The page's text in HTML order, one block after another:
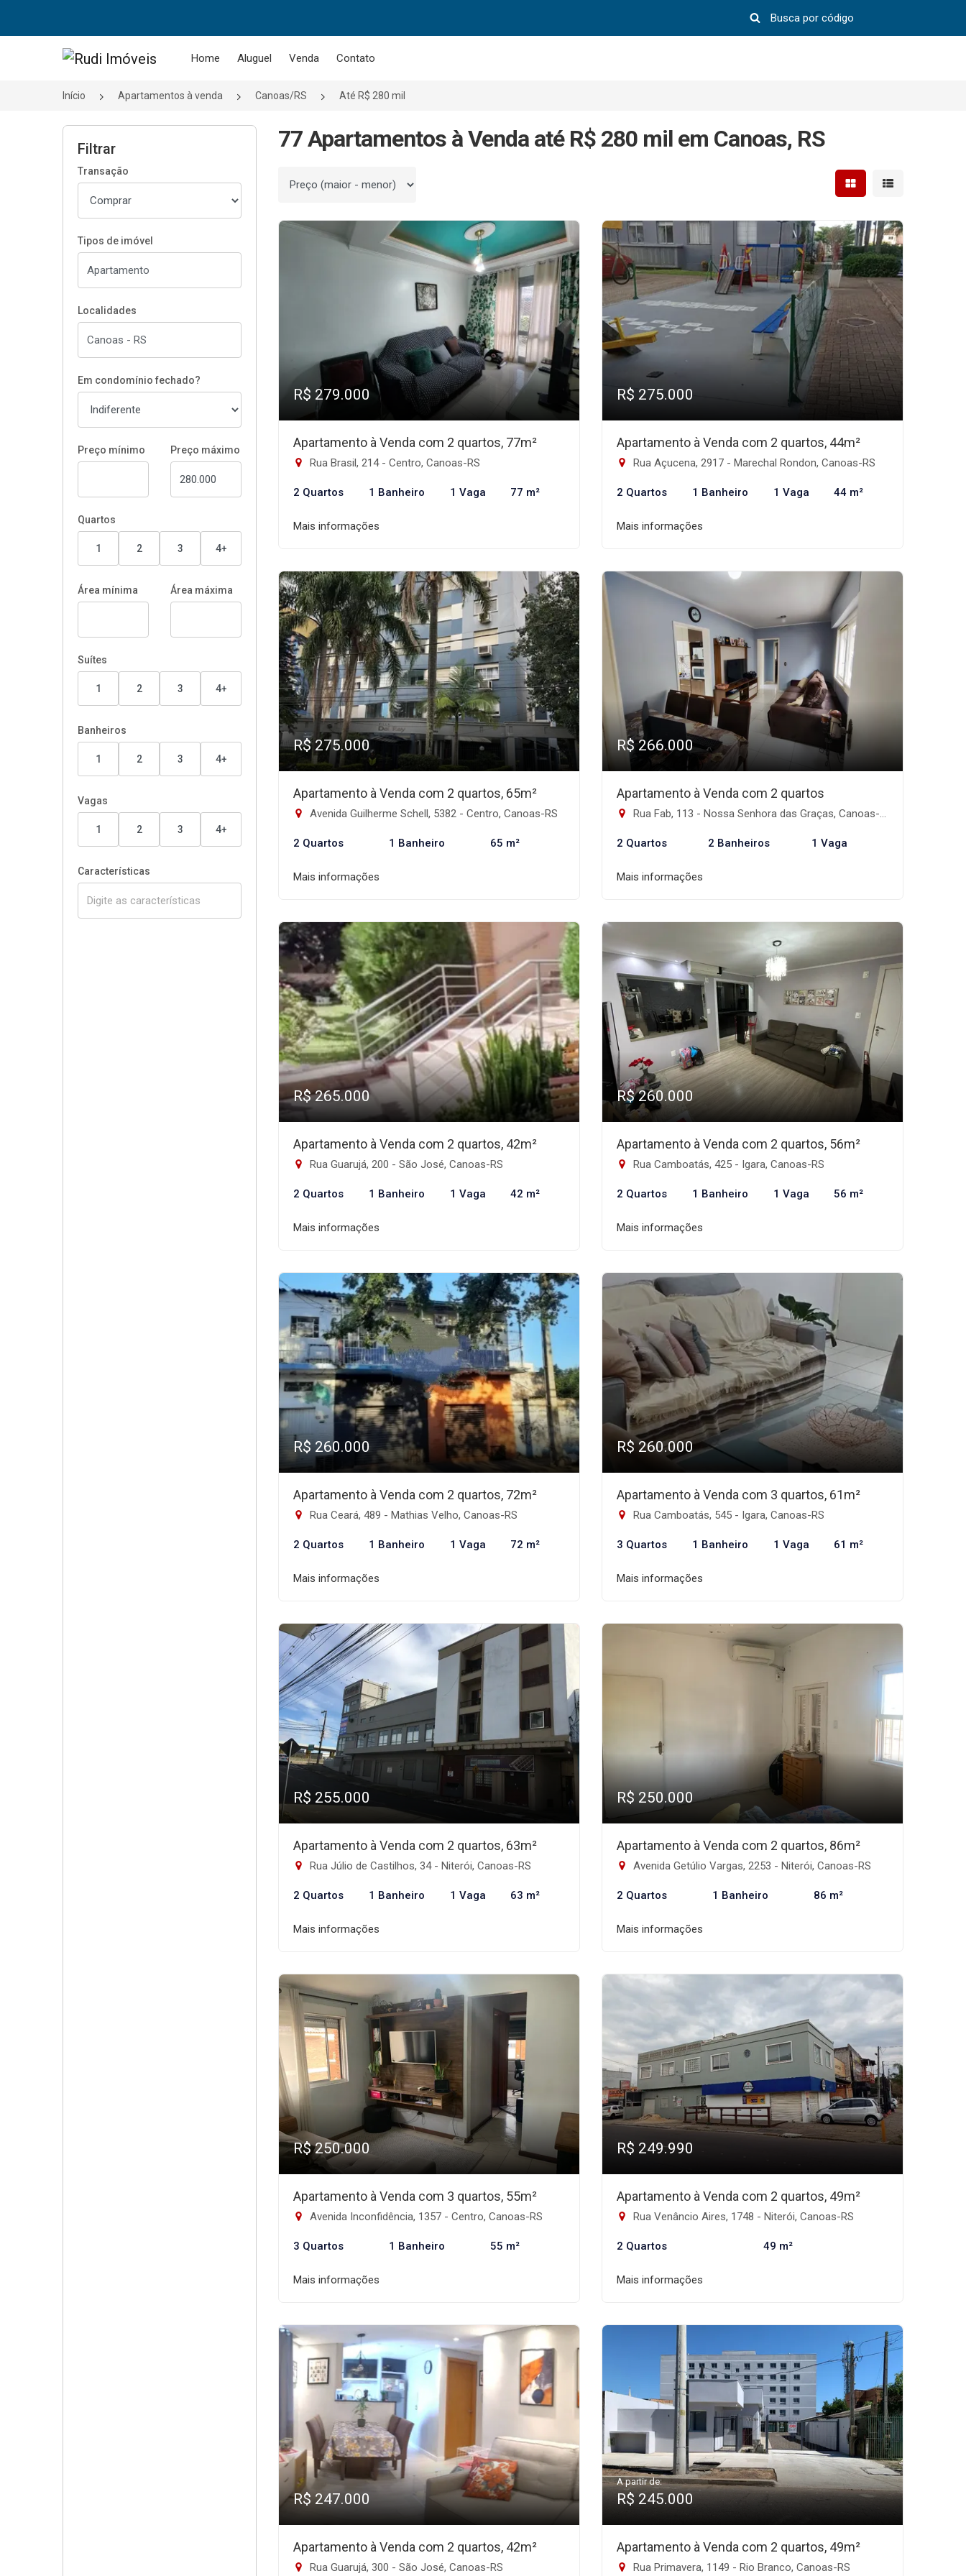
Página inicial Home Aluguel Venda Contato
Início Apartamentos à venda Canoas/RS Até R$ 280 mil
Filtrar
Transação
Tipos de imóvel
Localidades
Em condomínio fechado?
Preço mínimo Preço máximo
Quartos
1 2 3 4+
Área mínima Área máxima
Suítes
1 2 3 4+
Banheiros
1 2 3 4+
Vagas
1 2 3 4+
Características
77 Apartamentos à Venda até R$ 280 mil em Canoas, RS
Ordenar por Mostrar resultados em
Mostrar
R$ 279.000
Apartamento à Venda com 2 quartos, 77m²
Rua Brasil, 214 - Centro, Canoas-RS
2 Quartos 1 Banheiro 1 Vaga 77 m²
Mais informações
R$ 275.000
Apartamento à Venda com 2 quartos, 44m²
Rua Açucena, 2917 - Marechal Rondon, Canoas-RS
2 Quartos 1 Banheiro 1 Vaga 44 m²
Mais informações
R$ 275.000
Apartamento à Venda com 2 quartos, 65m²
Avenida Guilherme Schell, 5382 - Centro, Canoas-RS
2 Quartos 1 Banheiro 65 m²
Mais informações
R$ 266.000
Apartamento à Venda com 2 quartos
Rua Fab, 113 - Nossa Senhora das Graças, Canoas-RS
2 Quartos 2 Banheiros 1 Vaga
Mais informações
R$ 265.000
Apartamento à Venda com 2 quartos, 42m²
Rua Guarujá, 200 - São José, Canoas-RS
2 Quartos 1 Banheiro 1 Vaga 42 m²
Mais informações
R$ 260.000
Apartamento à Venda com 2 quartos, 56m²
Rua Camboatás, 425 - Igara, Canoas-RS
2 Quartos 1 Banheiro 1 Vaga 56 m²
Mais informações
R$ 260.000
Apartamento à Venda com 2 quartos, 72m²
Rua Ceará, 489 - Mathias Velho, Canoas-RS
2 Quartos 1 Banheiro 1 Vaga 72 m²
Mais informações
R$ 260.000
Apartamento à Venda com 3 quartos, 61m²
Rua Camboatás, 545 - Igara, Canoas-RS
3 Quartos 1 Banheiro 1 Vaga 61 m²
Mais informações
R$ 255.000
Apartamento à Venda com 2 quartos, 63m²
Rua Júlio de Castilhos, 34 - Niterói, Canoas-RS
2 Quartos 1 Banheiro 1 Vaga 63 m²
Mais informações
R$ 250.000
Apartamento à Venda com 2 quartos, 86m²
Avenida Getúlio Vargas, 2253 - Niterói, Canoas-RS
2 Quartos 1 Banheiro 86 m²
Mais informações
R$ 250.000
Apartamento à Venda com 3 quartos, 55m²
Avenida Inconfidência, 1357 - Centro, Canoas-RS
3 Quartos 1 Banheiro 55 m²
Mais informações
R$ 249.990
Apartamento à Venda com 2 quartos, 49m²
Rua Venâncio Aires, 1748 - Niterói, Canoas-RS
2 Quartos 49 m²
Mais informações
R$ 247.000
Apartamento à Venda com 2 quartos, 42m²
Rua Guarujá, 300 - São José, Canoas-RS
A partir de:
R$ 245.000
Apartamento à Venda com 2 quartos, 49m²
Rua Primavera, 1149 - Rio Branco, Canoas-RS